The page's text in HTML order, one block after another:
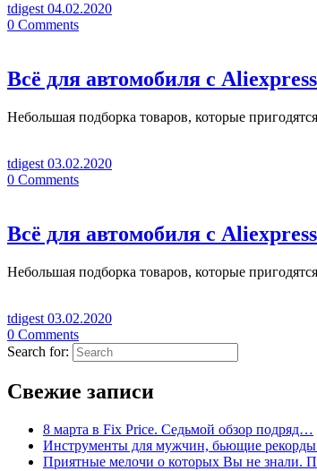
tdigest 04.02.2020
0 Comments
Всё для автомобиля с
Небольшая подборка товаров, которые
tdigest 03.02.2020
0 Comments
Всё для автомобиля с
Небольшая подборка товаров, которые
tdigest 03.02.2020
0 Comments
Search for:
Свежие записи
8 марта в Fix Price. Cедьмой обзор подряд…
Инструменты для мужчин, бьющие рекорды
Приятные мелочи о которых Вы не знали.